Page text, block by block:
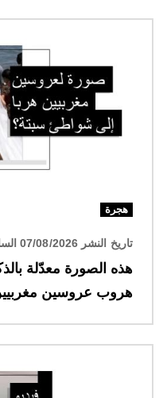
هجرة
تاريخ النشر 07/08/2026 الساعة 11:42
هذه الصورة معدّلة
هروب عروسين